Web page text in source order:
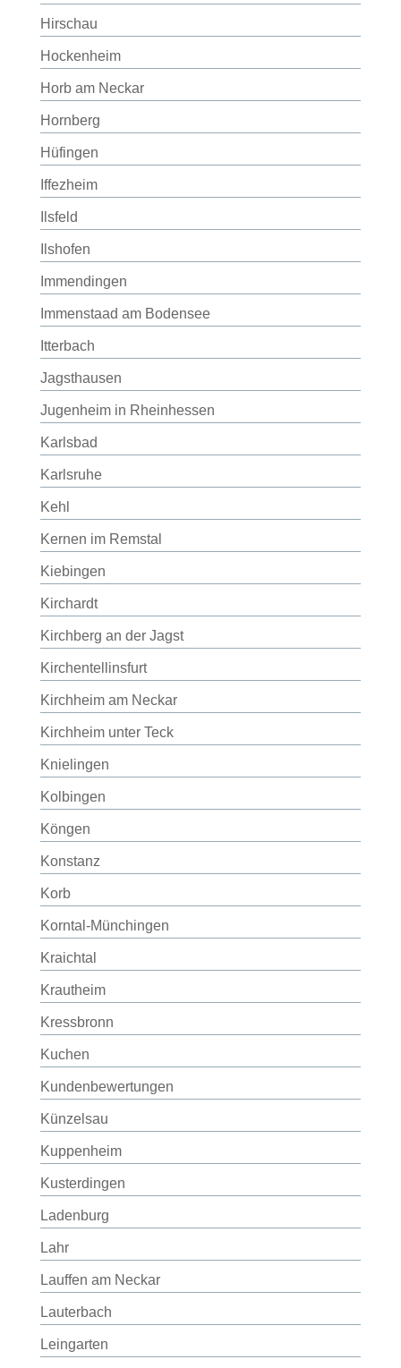
Hirschau
Hockenheim
Horb am Neckar
Hornberg
Hüfingen
Iffezheim
Ilsfeld
Ilshofen
Immendingen
Immenstaad am Bodensee
Itterbach
Jagsthausen
Jugenheim in Rheinhessen
Karlsbad
Karlsruhe
Kehl
Kernen im Remstal
Kiebingen
Kirchardt
Kirchberg an der Jagst
Kirchentellinsfurt
Kirchheim am Neckar
Kirchheim unter Teck
Knielingen
Kolbingen
Köngen
Konstanz
Korb
Korntal-Münchingen
Kraichtal
Krautheim
Kressbronn
Kuchen
Kundenbewertungen
Künzelsau
Kuppenheim
Kusterdingen
Ladenburg
Lahr
Lauffen am Neckar
Lauterbach
Leingarten